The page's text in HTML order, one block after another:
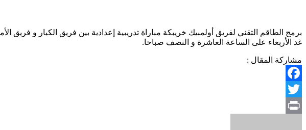
برمج الطاقم التقني لفريق أولمبيك خريبكة مباراة تدريبية إعدادية بين فريق الكبار و
غد الأربعاء على الساعة العاشرة و النصف صباحا.
مشاركة المقال :
Facebook
Twitter